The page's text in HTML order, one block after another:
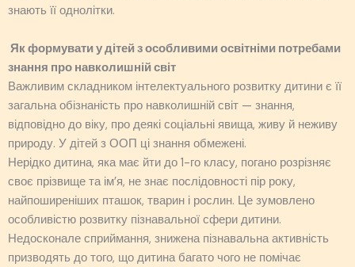
знають її однолітки.
Як формувати у дітей з особливими освітніми потребами
знання про навколишній світ
Важливим складником інтелектуального розвитку дитини є її
загальна обізнаність про навколишній світ — знання,
відповідно до віку, про деякі соціальні явища, живу й неживу
природу. У дітей з ООП ці знання обмежені.
Нерідко дитина, яка має йти до 1-го класу, погано розрізняє
своє прізвище та ім’я, не знає послідовності пір року,
найпоширеніших пташок, тварин і рослин. Це зумовлено
особливістю розвитку пізнавальної сфери дитини.
Недосконале сприймання, знижена пізнавальна активність
призводять до того, що дитина багато чого не помічає